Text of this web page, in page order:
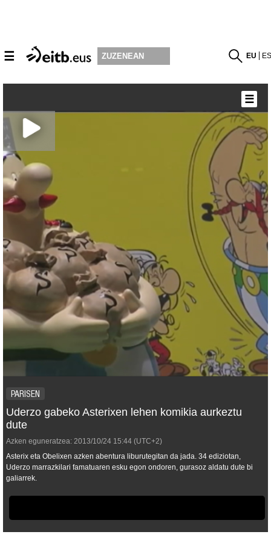
☰ ZUZENEAN EU
PARISEN
Uderzo gabeko Asterixen lehen komikia aurkeztu
dute
Azken eguneratzea: 2013/10/24 15:44 (UTC+2)
Asterix eta Obelixen azken abentura liburutegitan da jada. 34 ediziotan,
Uderzo marrazkilari famatuaren esku egon ondoren, gurasoz aldatu dute bi
galiarrek.
☰